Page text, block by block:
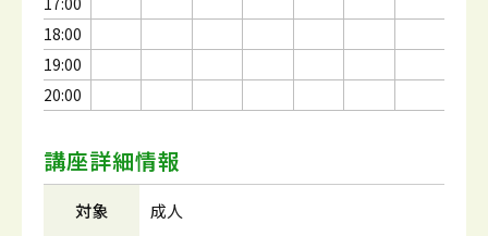
18:00
19:00
20:00
講座詳細情報
対象 成人